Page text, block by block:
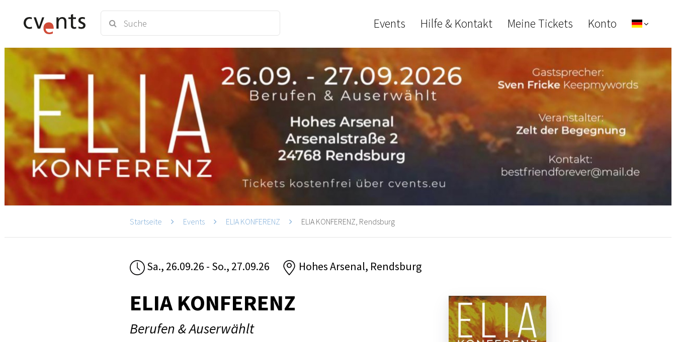
Events Hilfe & Kontakt Meine Tickets Konto
Startseite Events ELIA KONFERENZ ELIA KONFERENZ, Rendsburg
Sa., 26.09.26 - So., 27.09.26 Hohes Arsenal, Rendsburg
ELIA KONFERENZ
Berufen & Auserwählt